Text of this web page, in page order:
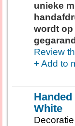
unieke
wordt op
Review
+ Add to
White
Decoratie